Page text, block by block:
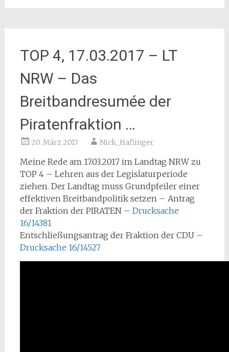
TOP 4, 17.03.2017 – LT
NRW – Das
Breitbandresumée der
Piratenfraktion …
20. März 2017 Nick_Haflinger
Meine Rede am 17.03.2017 im Landtag NRW zu
TOP 4 – Lehren aus der Legislaturperiode
ziehen. Der Landtag muss Grundpfeiler einer
effektiven Breitbandpolitik setzen – Antrag
der Fraktion der PIRATEN – Drucksache
16/14381
Entschließungsantrag der Fraktion der CDU –
Drucksache 16/14527